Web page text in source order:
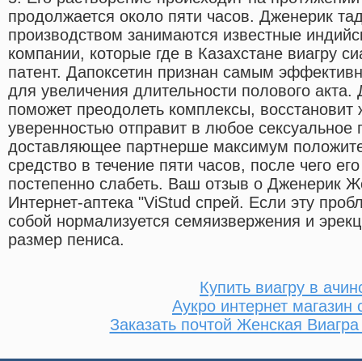
продолжается около пяти часов. Дженерик
производством занимаются известные
компании, которые где в Казахстане виагру
патент. Дапоксетин признан самым
для увеличения длительности полового акта.
поможет преодолеть комплексы, восстановит
уверенностью отправит в любое сексуальное
доставляющее партнерше максимум
средство в течение пяти часов, после чего
постепенно слабеть. Ваш отзыв о Дженерик
Интернет-аптека "ViStud спрей. Если эту
собой нормализуется семяизвержения и
размер пениса.
Купить виагру в
Аукро интернет магазин
Заказать почтой Женская